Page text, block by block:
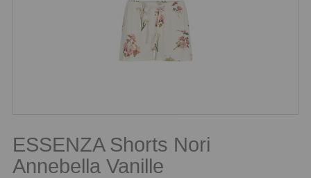
ESSENZA Shorts Nori
Annebella Vanille